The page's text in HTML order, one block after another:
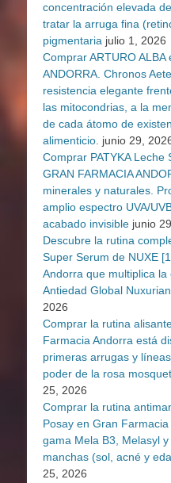
concentración elevada
tratar la arruga fina
pigmentaria julio 1, 2026
Comprar ARTURO ALBA
ANDORRA. Chronos
resistencia elegante
las mitocondrias, a la
de cada átomo de
alimenticio. junio 29,
Comprar PATYKA Leche
GRAN FARMACIA
minerales y naturales.
amplio espectro UVA/
acabado invisible junio
Descubre la rutina
Super Serum de NUXE
Andorra que multiplica
Antiedad Global
2026
Comprar la rutina
Farmacia Andorra está
primeras arrugas y
poder de la rosa
25, 2026
Comprar la rutina
Posay en Gran
gama Mela B3, Melasyl
manchas (sol, acné y
25, 2026